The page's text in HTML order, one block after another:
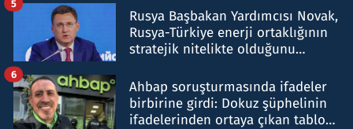
Rusya Başbakan Yardımcısı Novak,
Rusya-Türkiye enerji ortaklığının
stratejik nitelikte olduğunu
5
Ahbap soruşturmasında ifadeler
birbirine girdi: Dokuz şüphelinin
ifadelerinden ortaya çıkan tablo
6